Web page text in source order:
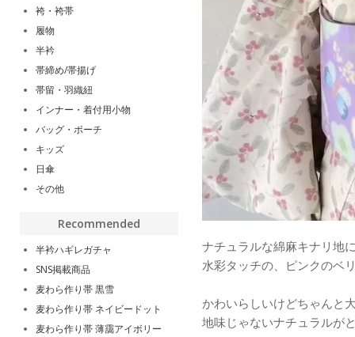
ナチュラルな綿麻キナリ地
水彩タッチの、ピンクのベ
かわいらしいけどちゃんと
地味じゃないナチュラルが
袴・袴帯
履物
半衿
帯締め/帯揚げ
帯留・羽織紐
インナー・着付用小物
バッグ・ポーチ
キッズ
日傘
その他
Recommended
半衿ハギレガチャ
SNS掲載商品
麦わら作り帯 黒雪
麦わら作り帯 ネイビードット
麦わら作り帯 薄靄アイボリー